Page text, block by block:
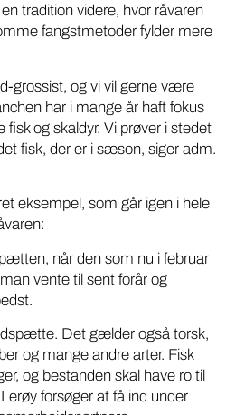
tradition videre, hvor råvaren
fangstmetoder fylder mere
grossist, og vi vil gerne være
har i mange år haft fokus
fisk og skaldyr. Vi prøver i stedet
fisk, der er i sæson, siger adm.
eksempel, som går igen i hele
når den som nu i februar
vente til sent forår og
Det gælder også torsk,
og mange andre arter. Fisk
og bestanden skal have ro til
forsøger at få ind under